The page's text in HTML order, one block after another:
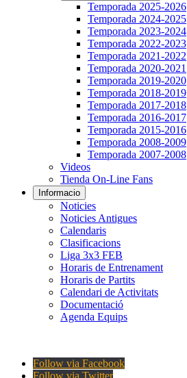
Temporada 2025-2026
Temporada 2024-2025
Temporada 2023-2024
Temporada 2022-2023
Temporada 2021-2022
Temporada 2020-2021
Temporada 2019-2020
Temporada 2018-2019
Temporada 2017-2018
Temporada 2016-2017
Temporada 2015-2016
Temporada 2008-2009
Temporada 2007-2008
Videos
Tienda On-Line Fans
Informacio
Noticies
Noticies Antigues
Calendaris
Clasificacions
Liga 3x3 FEB
Horaris de Entrenament
Horaris de Partits
Calendari de Activitats
Documentació
Agenda Equips
Follow via Facebook
Follow via Twitter